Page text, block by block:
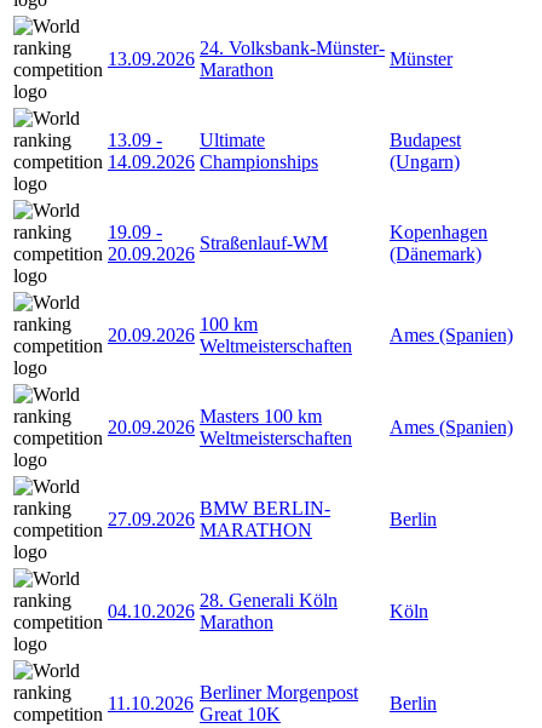
13.09.2026
24. Volksbank-Münster-
Marathon
Münster
13.09 -
14.09.2026
Ultimate
Championships
Budapest
(Ungarn)
19.09 -
20.09.2026
Straßenlauf-WM
Kopenhagen
(Dänemark)
20.09.2026
100 km
Weltmeisterschaften
Ames (Spanien)
20.09.2026
Masters 100 km
Weltmeisterschaften
Ames (Spanien)
27.09.2026
BMW BERLIN-
MARATHON
Berlin
04.10.2026
28. Generali Köln
Marathon
Köln
11.10.2026
Berliner Morgenpost
Great 10K
Berlin